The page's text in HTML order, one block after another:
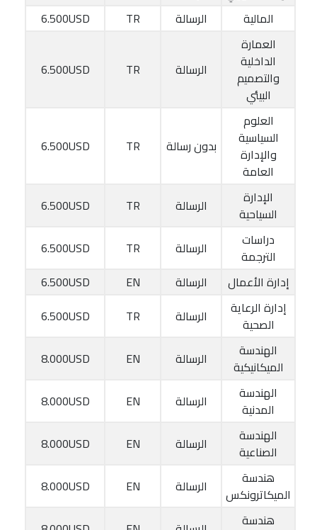
المالية
الرسالة TR
6.500USD
العمارة
الداخلية
والتصميم
البيئي
الرسالة TR
6.500USD
العلوم
السياسية
والإدارة
العامة
بدون رسالة TR
6.500USD
الإدارة
السياحية
الرسالة TR
6.500USD
دراسات
الترجمة
الرسالة TR
6.500USD
إدارة الأعمال
الرسالة EN
6.500USD
إدارة الرعاية
الصحية
الرسالة TR
6.500USD
الهندسة
الميكانيكية
الرسالة EN
8.000USD
الهندسة
المدنية
الرسالة EN
8.000USD
الهندسة
الصناعية
الرسالة EN
8.000USD
هندسة
الميكاترونكس
الرسالة EN
8.000USD
هندسة